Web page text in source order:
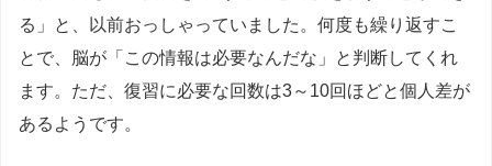
る」と、以前おっしゃっていました。何度も繰り返すこ
とで、脳が「この情報は必要なんだな」と判断してくれ
ます。ただ、復習に必要な回数は3～10回ほどと個人差が
あるようです。